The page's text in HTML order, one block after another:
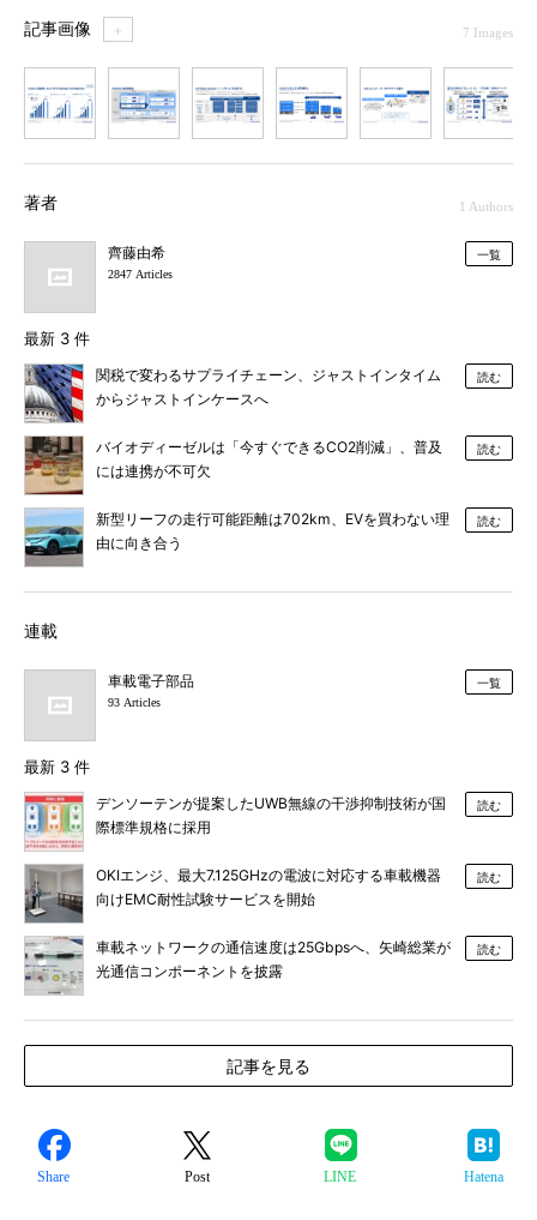
記事画像 ＋ 7 Images
著者 1 Authors
齊藤由希
2847 Articles
一覧
最新 3 件
関税で変わるサプライチェーン、ジャストインタイム
からジャストインケースへ
読む
バイオディーゼルは「今すぐできるCO2削減」、普及
には連携が不可欠
読む
新型リーフの走行可能距離は702km、EVを買わない理
由に向き合う
読む
連載
車載電子部品
93 Articles
一覧
最新 3 件
デンソーテンが提案したUWB無線の干渉抑制技術が国
際標準規格に採用
読む
OKIエンジ、最大7.125GHzの電波に対応する車載機器
向けEMC耐性試験サービスを開始
読む
車載ネットワークの通信速度は25Gbpsへ、矢崎総業が
光通信コンポーネントを披露
読む
記事を見る
Share Post LINE Hatena